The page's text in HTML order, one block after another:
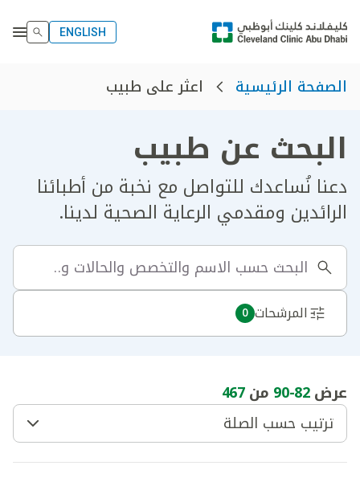
ENGLISH
الصفحة الرئيسية اعثر على طبيب
البحث عن طبيب
دعنا نُساعدك للتواصل مع نخبة من أطبائنا
الرائدين ومقدمي الرعاية الصحية لدينا.
المرشحات 0
عرض82
-
90 من467
ترتيب حسب الصلة